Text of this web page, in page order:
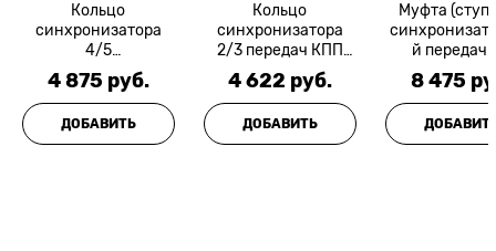
Кольцо
синхронизатора
4/5
HD65/78/County
M035S5 D4DD
MINWOO
4 875 руб.
ДОБАВИТЬ
Кольцо
синхронизатора
2/3 передач КПП
M035S5
D4DB/D4DD MOBIS
4 622 руб.
ДОБАВИТЬ
Муфта
й
заднего
M035S5
8 475